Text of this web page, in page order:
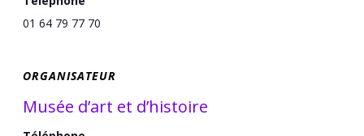
01 64 79 77 70
ORGANISATEUR
Musée d’art et d’histoire